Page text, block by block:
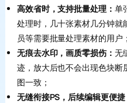
高效省时，支持批量处理： 单
处理时，几十张素材几分钟就
员等需要批量处理素材的用户；
无痕去水印，画质零损伤： 无
迹，放大后也不会出现色块断
图一致；
无缝衔接PS，后续编辑更便捷